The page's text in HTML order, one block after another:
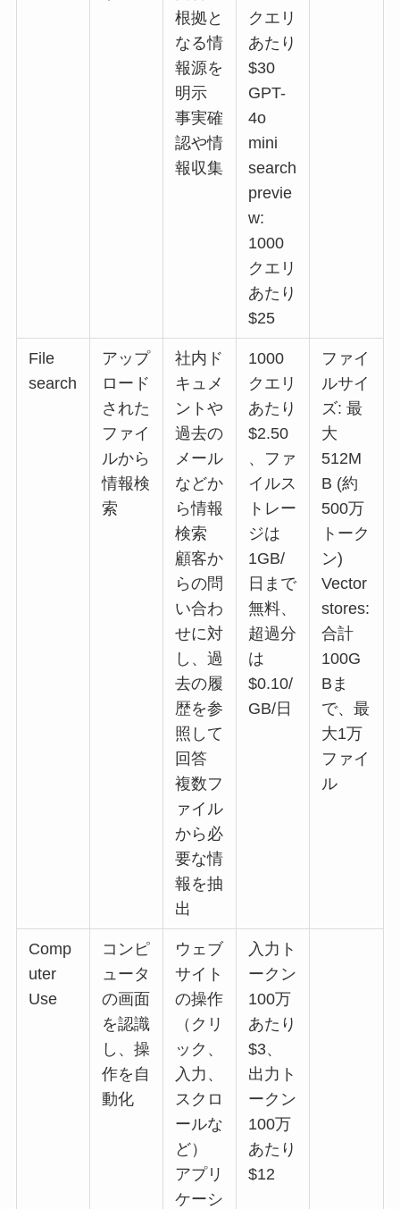
根拠と
なる情
報源を
明示
事実確
認や情
報収集
クエリ
あたり
$30
GPT-
4o
mini
search
previe
w:
1000
クエリ
あたり
$25
File
search
アップ
ロード
された
ファイ
ルから
情報検
索
社内ド
キュメ
ントや
過去の
メール
などか
ら情報
検索
顧客か
らの問
い合わ
せに対
し、過
去の履
歴を参
照して
回答
複数フ
ァイル
から必
要な情
報を抽
出
1000
クエリ
あたり
$2.50
、ファ
イルス
トレー
ジは
1GB/
日まで
無料、
超過分
は
$0.10/
GB/日
ファイ
ルサイ
ズ: 最
大
512M
B (約
500万
トーク
ン)
Vector
stores:
合計
100G
Bま
で、最
大1万
ファイ
ル
Comp
uter
Use
コンピ
ュータ
の画面
を認識
し、操
作を自
動化
ウェブ
サイト
の操作
（クリ
ック、
入力、
スクロ
ールな
ど）
アプリ
ケーシ
入力ト
ークン
100万
あたり
$3、
出力ト
ークン
100万
あたり
$12